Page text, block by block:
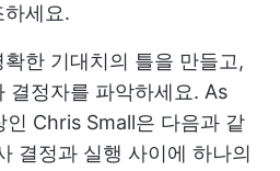
세요.
한 기대치의 틀을 만들고,
결정자를 파악하세요. As
Chris Small은 다음과 같
결정과 실행 사이에 하나의